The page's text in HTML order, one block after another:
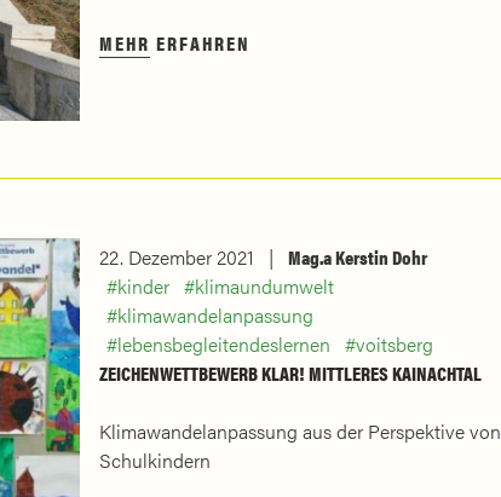
MEHR ERFAHREN
22. Dezember 2021
Mag.a Kerstin Dohr
kinder
klimaundumwelt
klimawandelanpassung
lebensbegleitendeslernen
voitsberg
ZEICHENWETTBEWERB KLAR! MITTLERES KAINACHTAL
Klimawandelanpassung aus der Perspektive von
Schulkindern